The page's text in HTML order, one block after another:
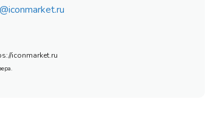
iconmarket.ru